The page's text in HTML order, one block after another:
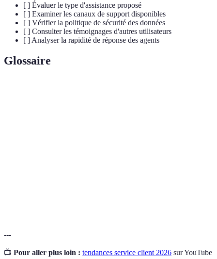
[ ] Évaluer le type d'assistance proposé
[ ] Examiner les canaux de support disponibles
[ ] Vérifier la politique de sécurité des données
[ ] Consulter les témoignages d'autres utilisateurs
[ ] Analyser la rapidité de réponse des agents
Glossaire
---
📺 Pour aller plus loin : tendances service client 2026 sur YouTube